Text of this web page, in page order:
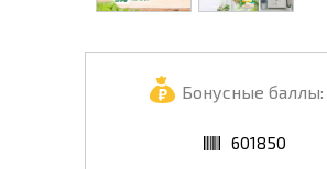
Бонусные баллы:
601850